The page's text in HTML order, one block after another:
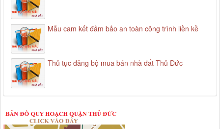
Mẫu cam kết đảm bảo an toàn công trình liền kề
Thủ tục đăng bộ mua bán nhà đất Thủ Đức